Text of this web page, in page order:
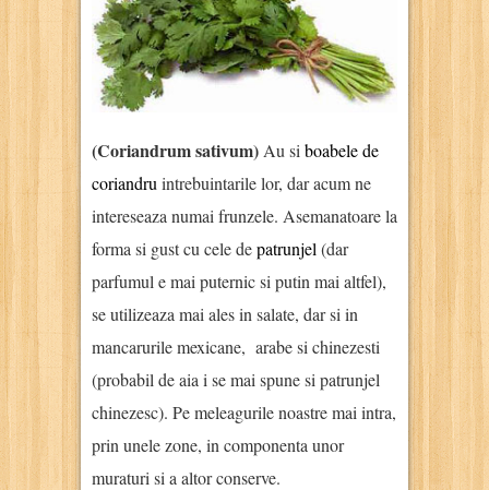
(Coriandrum sativum) Au si boabele de
coriandru intrebuintarile lor, dar acum ne
intereseaza numai frunzele. Asemanatoare la
forma si gust cu cele depatrunjel (dar
parfumul e mai puternic si putin mai altfel),
se utilizeaza mai ales in salate, dar si in
mancarurile mexicane, arabe si chinezesti
(probabil de aia i se mai spune si patrunjel
chinezesc). Pe meleagurile noastre mai intra,
prin unele zone, in componenta unor
muraturi si a altor conserve.